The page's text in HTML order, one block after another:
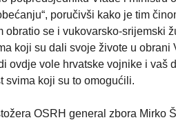
poručivši kako je tim
obratio se i vukovarsko-srijemski
koji su dali svoje živote u
ovdje vole hrvatske vojnike i
svima koji su to omogućili.
OSRH general zbora Mirko